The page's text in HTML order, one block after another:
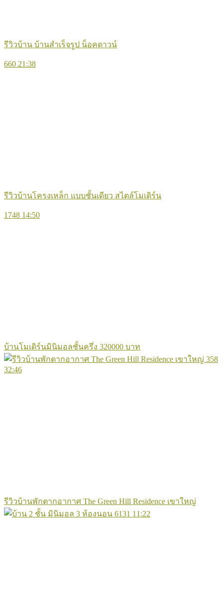
รีวิวบ้าน บ้านสำเร็จรูป น็อคดาวน์
660 21:38
รีวิวบ้านโครงเหล็ก แบบชั้นเดียว สไตล์โมเดิร์น
1748 14:50
บ้านโมเดิร์นมินิมอลชั้นครึ่ง 320000 บาท
358
32:46
รีวิวบ้านพักตากอากาศ The Green Hill Residence เขาใหญ่
6131 11:22